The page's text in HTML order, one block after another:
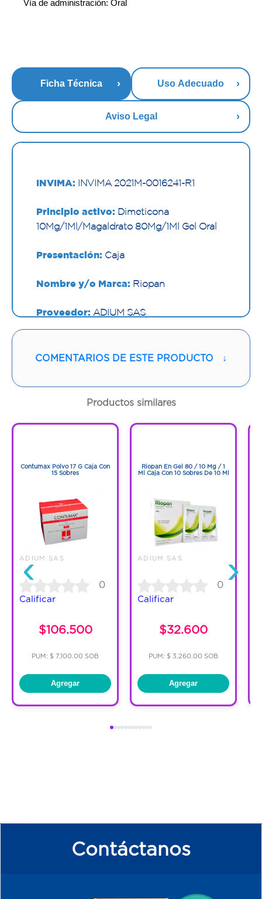
Vía de administración: Oral
Ficha Técnica Uso Adecuado
Aviso Legal
INVIMA: INVIMA 2021M-0016241-R1
Principio activo: Dimeticona
10Mg/1Ml/Magaldrato 80Mg/1Ml Gel Oral
Presentación: Caja
Nombre y/o Marca: Riopan
Proveedor: ADIUM SAS
20 Sobres
Código:1267432
COMENTARIOS DE ESTE PRODUCTO ↓
Productos similares
‹
Contumax Polvo 17 G Caja Con
15 Sobres
ADIUM SAS
0
Calificar
$106.500
PUM: $ 7,100.00 SOB
Agregar
Riopan En Gel 80 / 10 Mg / 1
Ml Caja Con 10 Sobres De 10 Ml
ADIUM SAS
0
Calificar
$32.600
PUM: $ 3,260.00 SOB
Agregar
›
Contáctanos